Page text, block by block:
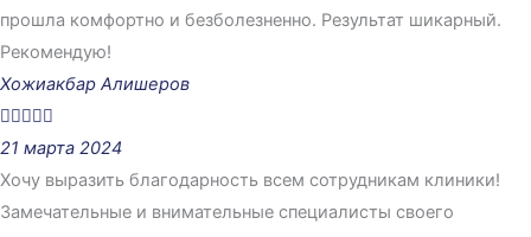
прошла комфортно и безболезненно. Результат шикарный.
Рекомендую!
Хожиакбар Алишеров

21 марта 2024
Хочу выразить благодарность всем сотрудникам клиники!
Замечательные и внимательные специалисты своего